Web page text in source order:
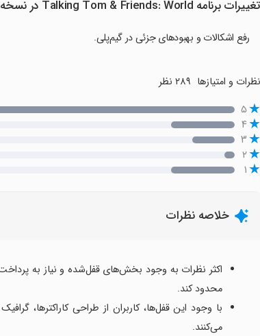
تغییرات برنامه Talking Tom & Friends: World در نسخه جدید
رفع اشکالات و بهبودهای جزئی در گیم‌پلی.
نظرات و امتیازها
۵
۴
۳
۲
۱
خلاصه نظرات
اکثر نظرات به وجود بخش‌های قفل‌شده و نیاز به پرداخت
محدود کند.
با وجود این قفل‌ها، کاربران از طراحی کاراکترها،
می‌کنند.